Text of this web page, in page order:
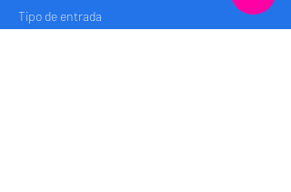
Tipo de entrada